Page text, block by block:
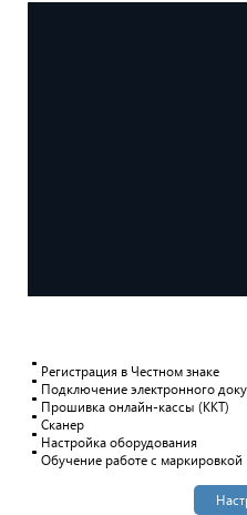
Регистрация в Честном знаке
Подключение электронного
Прошивка онлайн-кассы (ККТ)
Сканер
Настройка оборудования
Обучение работе с маркировкой